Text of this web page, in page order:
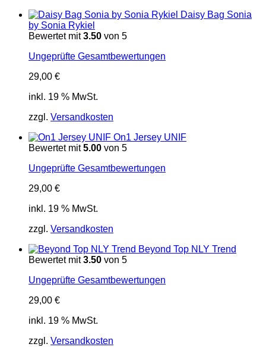
Daisy Bag Sonia
by Sonia Rykiel
Bewertet mit3.50 von 5
Ungeprüfte Gesamtbewertungen
29,00 €
inkl. 19 % MwSt.
zzgl. Versandkosten
On1 Jersey UNIF
Bewertet mit5.00 von 5
Ungeprüfte Gesamtbewertungen
29,00 €
inkl. 19 % MwSt.
zzgl. Versandkosten
Beyond Top NLY Trend
Bewertet mit3.50 von 5
Ungeprüfte Gesamtbewertungen
29,00 €
inkl. 19 % MwSt.
zzgl. Versandkosten